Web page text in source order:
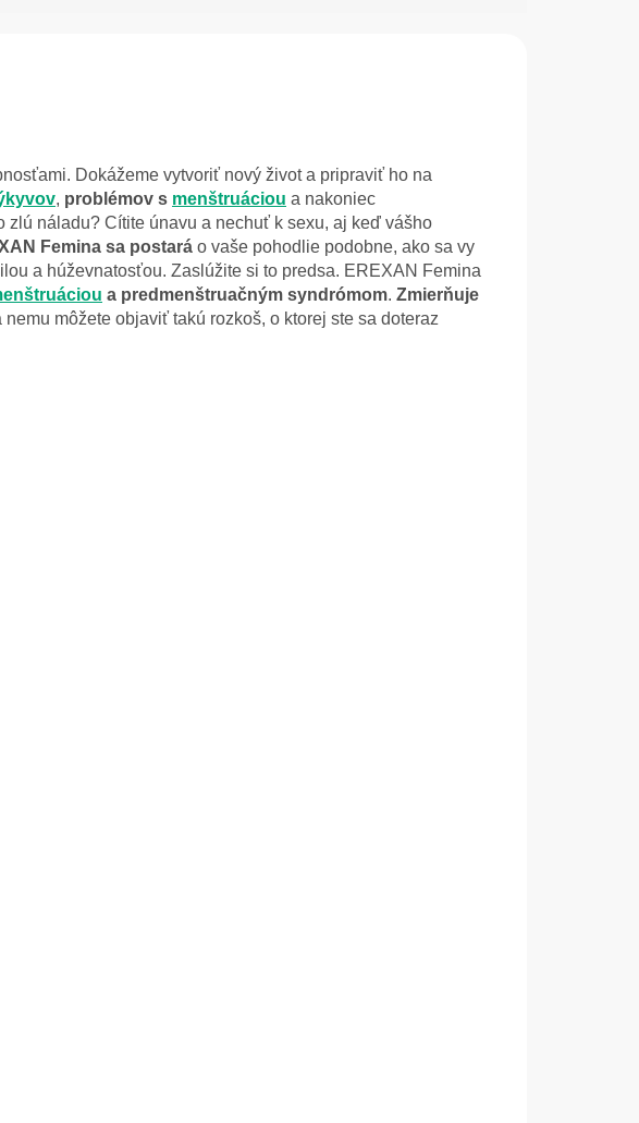
Dokážeme vytvoriť nový život a pripraviť ho na
, problémov s menštruáciou a nakoniec
zlú náladu? Cítite únavu a nechuť k sexu, aj keď vášho
Femina sa postará o vaše pohodlie podobne, ako sa vy
a húževnatosťou. Zaslúžite si to predsa. EREXAN Femina
a predmenštruačným syndrómom. Zmierňuje
nemu môžete objaviť takú rozkoš, o ktorej ste sa doteraz